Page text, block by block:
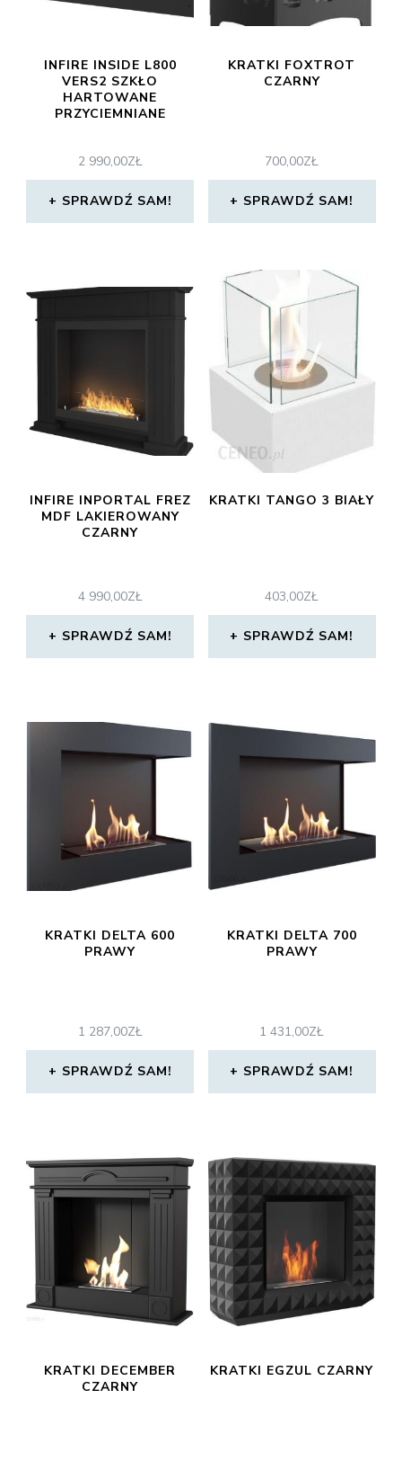
INFIRE INSIDE L800
VERS2 SZKŁO
HARTOWANE
PRZYCIEMNIANE
2 990,00ZŁ
SPRAWDŹ SAM!
KRATKI FOXTROT
CZARNY
700,00ZŁ
SPRAWDŹ SAM!
INFIRE INPORTAL FREZ
MDF LAKIEROWANY
CZARNY
4 990,00ZŁ
SPRAWDŹ SAM!
KRATKI TANGO 3 BIAŁY
403,00ZŁ
SPRAWDŹ SAM!
KRATKI DELTA 600
PRAWY
1 287,00ZŁ
SPRAWDŹ SAM!
KRATKI DELTA 700
PRAWY
1 431,00ZŁ
SPRAWDŹ SAM!
KRATKI DECEMBER
CZARNY
KRATKI EGZUL CZARNY